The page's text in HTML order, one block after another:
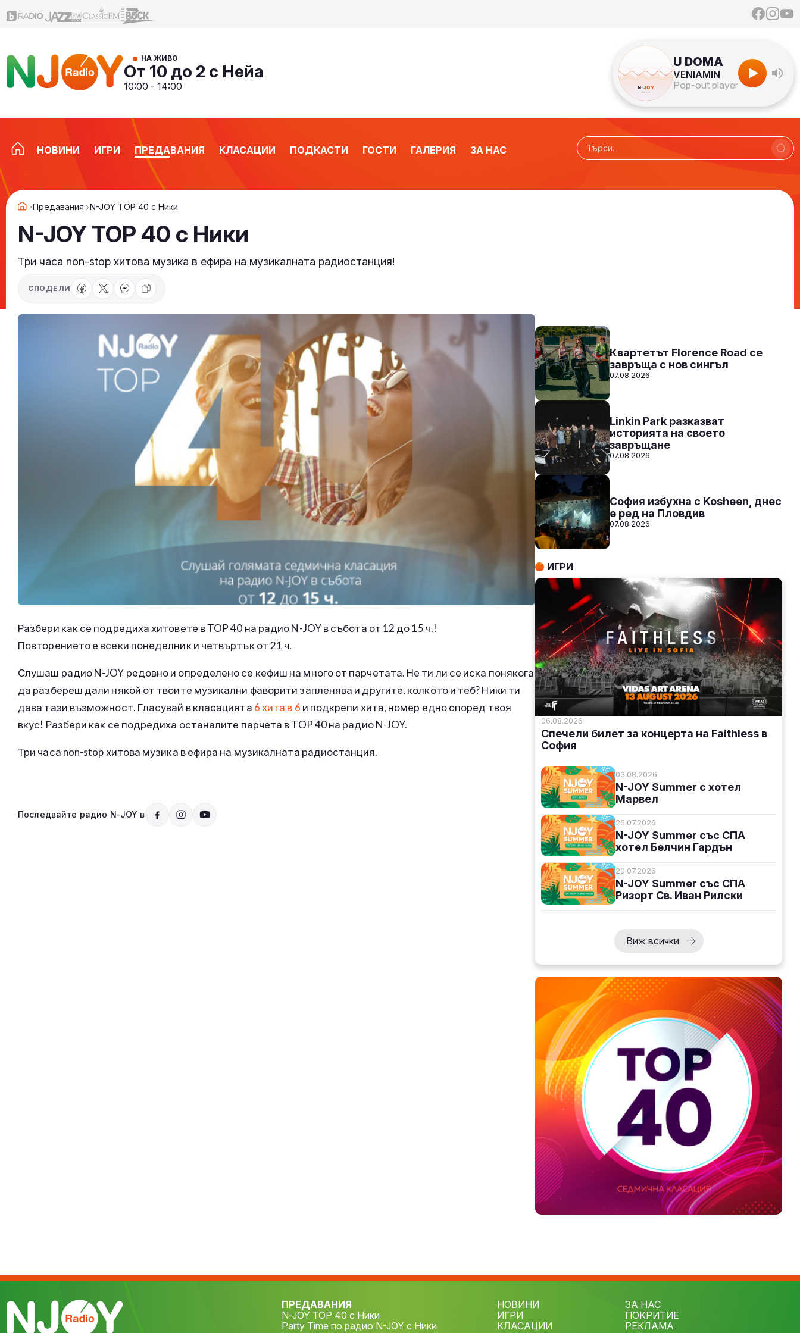
НА ЖИВО
От 10 до 2 с Нейа
10:00 - 14:00
U DOMA
VENIAMIN
Pop-out player
НОВИНИ ИГРИ ПРЕДАВАНИЯ КЛАСАЦИИ ПОДКАСТИ ГОСТИ ГАЛЕРИЯ ЗА НАС
Предавания N-JOY TOP 40 с Ники
N-JOY TOP 40 с Ники
Три часа non-stop хитова музика в ефира на музикалната радиостанция!
СПОДЕЛИ
Разбери как се подредиха хитовете в TOP 40 на радио N-JOY в събота от 12 до 15 ч.!
Повторението е всеки понеделник и четвъртък от 21 ч.
Слушаш радио N-JOY редовно и определено се кефиш на много от парчетата. Не ти ли се иска понякога
да разбереш дали някой от твоите музикални фаворити запленява и другите, колкото и теб? Ники ти
дава тази възможност. Гласувай в класацията 6 хита в 6 и подкрепи хита, номер едно според твоя
вкус! Разбери как се подредиха останалите парчета в TOP 40 на радио N-JOY.
Три часа non-stop хитова музика в ефира на музикалната радиостанция.
Последвайте радио N-JOY в
СЛУШАЙ
Квартетът Florence Road се
завръща с нов сингъл
07.08.2026
Linkin Park разказват
историята на своето
завръщане
07.08.2026
София избухна с Kosheen, днес
е ред на Пловдив
07.08.2026
ИГРИ
06.08.2026
Спечели билет за концерта на Faithless в
София
03.08.2026
N-JOY Summer с хотел
Марвел
26.07.2026
N-JOY Summer със СПА
хотел Белчин Гардън
20.07.2026
N-JOY Summer със СПА
Ризорт Св. Иван Рилски
Виж всички
ПРЕДАВАНИЯ
N-JOY TOP 40 с Ники
Party Time по радио N-JOY с Ники
НОВИНИ
ИГРИ
КЛАСАЦИИ
ЗА НАС
ПОКРИТИЕ
РЕКЛАМА